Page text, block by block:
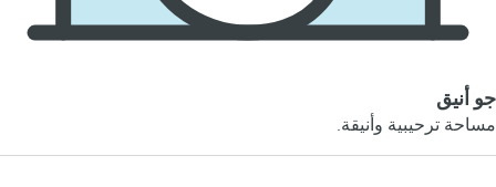
جو أنيق
مساحة ترحيبية وأنيقة.